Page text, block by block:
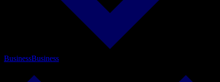
BusinessBusiness